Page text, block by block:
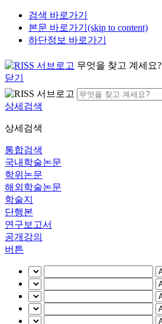
검색 바로가기
본문 바로가기(skip to content)
하단정보 바로가기
무엇을 찾고 계세요?
닫기
상세검색
상세검색
통합검색
국내학술논문
학위논문
해외학술논문
학술지
단행본
연구보고서
공개강의
버튼